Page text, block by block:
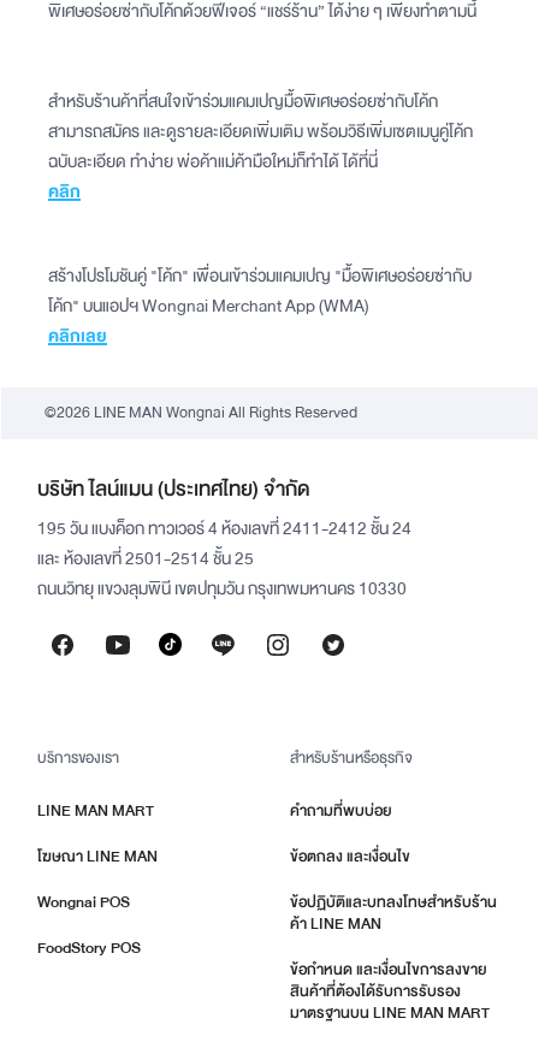
พิเศษอร่อยซ่ากับโค้กด้วยฟีเจอร์ “แชร์ร้าน” ได้ง่าย ๆ เพียงทำตามนี้
สำหรับร้านค้าที่สนใจเข้าร่วมแคมเปญมื้อพิเศษอร่อยซ่ากับโค้ก
สามารถสมัคร และดูรายละเอียดเพิ่มเติม พร้อมวิธีเพิ่มเซตเมนูคู่โค้ก
ฉบับละเอียด ทำง่าย พ่อค้าแม่ค้ามือใหม่ก็ทำได้ ได้ที่นี่
คลิก
สร้างโปรโมชันคู่ "โค้ก" เพื่อนเข้าร่วมแคมเปญ "มื้อพิเศษอร่อยซ่ากับ
โค้ก" บนแอปฯ Wongnai Merchant App (WMA)
คลิกเลย
©2026 LINE MAN Wongnai All Rights Reserved
บริษัท ไลน์แมน (ประเทศไทย) จำกัด
195 วัน แบงค็อก ทาวเวอร์ 4 ห้องเลขที่ 2411-2412 ชั้น 24
และ ห้องเลขที่ 2501-2514 ชั้น 25
ถนนวิทยุ แขวงลุมพินี เขตปทุมวัน กรุงเทพมหานคร 10330
บริการของเรา
LINE MAN MART
โฆษณา LINE MAN
Wongnai POS
FoodStory POS
สำหรับร้านหรือธุรกิจ
คำถามที่พบบ่อย
ข้อตกลง และเงื่อนไข
ข้อปฏิบัติและบทลงโทษสำหรับร้าน
ค้า LINE MAN
ข้อกำหนด และเงื่อนไขการลงขาย
สินค้าที่ต้องได้รับการรับรอง
มาตรฐานบน LINE MAN MART